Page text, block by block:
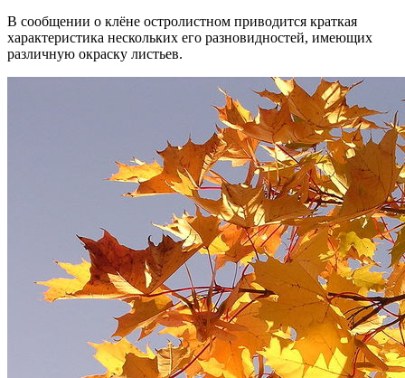
В сообщении о клёне остролистном приводится краткая
характеристика нескольких его разновидностей, имеющих
различную окраску листьев.